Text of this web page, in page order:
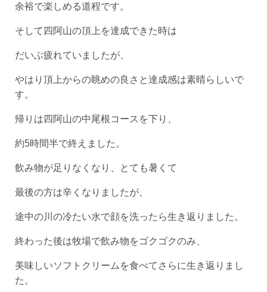
余裕で楽しめる道程です。
そして四阿山の頂上を達成できた時は
だいぶ疲れていましたが、
やはり頂上からの眺めの良さと達成感は素晴らしいで
す。
帰りは四阿山の中尾根コースを下り、
約5時間半で終えました。
飲み物が足りなくなり、とても暑くて
最後の方は辛くなりましたが、
途中の川の冷たい水で顔を洗ったら生き返りました。
終わった後は牧場で飲み物をゴクゴクのみ、
美味しいソフトクリームを食べてさらに生き返りまし
た。